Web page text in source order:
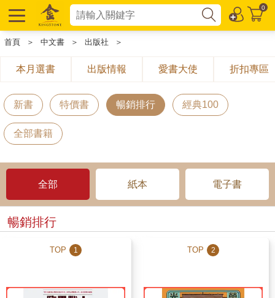
0
首頁 ＞ 中文書 ＞ 出版社 ＞
本月選書 出版情報 愛書大使 折扣專區
新書 特價書 暢銷排行 經典100
全部書籍
全部 紙本 電子書
暢銷排行
TOP 1 TOP 2